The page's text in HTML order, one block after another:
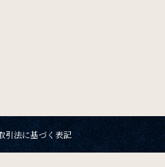
引法に基づく表記